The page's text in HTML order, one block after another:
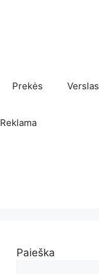
Prekės Verslas
Reklama
Paieška